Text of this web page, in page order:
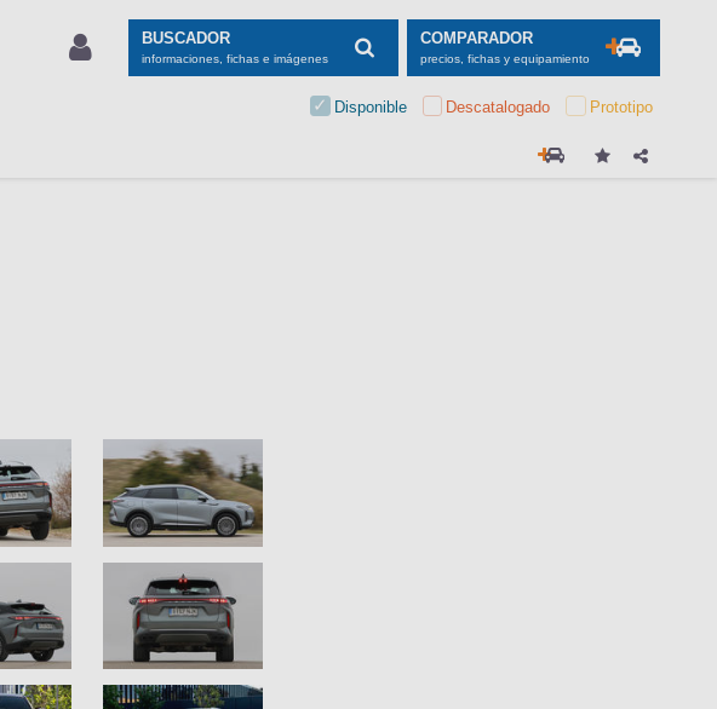
BUSCADOR
informaciones, fichas e imágenes
COMPARADOR
precios, fichas y equipamiento
Disponible Descatalogado Prototipo